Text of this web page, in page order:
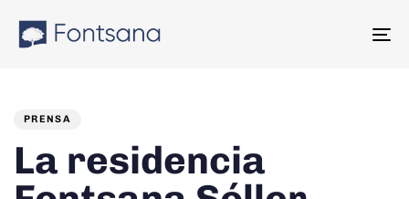
links
PRENSA
La residencia